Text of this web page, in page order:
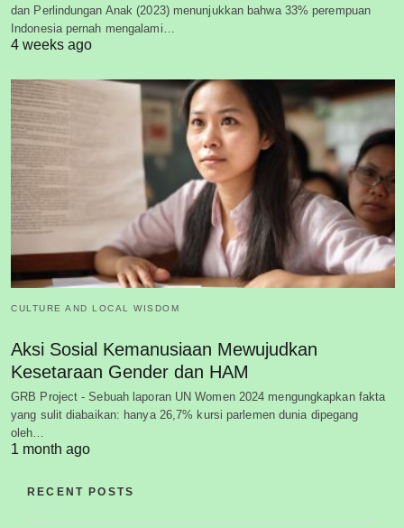
dan Perlindungan Anak (2023) menunjukkan bahwa 33% perempuan
Indonesia pernah mengalami…
4 weeks ago
CULTURE AND LOCAL WISDOM
Aksi Sosial Kemanusiaan Mewujudkan
Kesetaraan Gender dan HAM
GRB Project - Sebuah laporan UN Women 2024 mengungkapkan fakta
yang sulit diabaikan: hanya 26,7% kursi parlemen dunia dipegang
oleh…
1 month ago
RECENT POSTS